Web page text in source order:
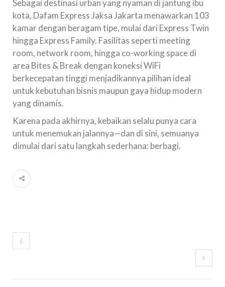
Sebagai destinasi urban yang nyaman di jantung ibu
kota, Dafam Express Jaksa Jakarta menawarkan 103
kamar dengan beragam tipe, mulai dari Express Twin
hingga Express Family. Fasilitas seperti meeting
room, network room, hingga co-working space di
area Bites & Break dengan koneksi WiFi
berkecepatan tinggi menjadikannya pilihan ideal
untuk kebutuhan bisnis maupun gaya hidup modern
yang dinamis.
Karena pada akhirnya, kebaikan selalu punya cara
untuk menemukan jalannya—dan di sini, semuanya
dimulai dari satu langkah sederhana: berbagi.